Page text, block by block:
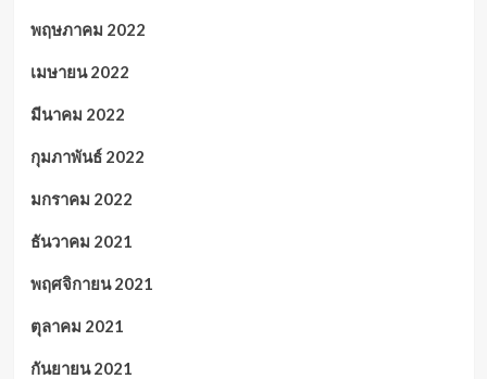
พฤษภาคม 2022
เมษายน 2022
มีนาคม 2022
กุมภาพันธ์ 2022
มกราคม 2022
ธันวาคม 2021
พฤศจิกายน 2021
ตุลาคม 2021
กันยายน 2021